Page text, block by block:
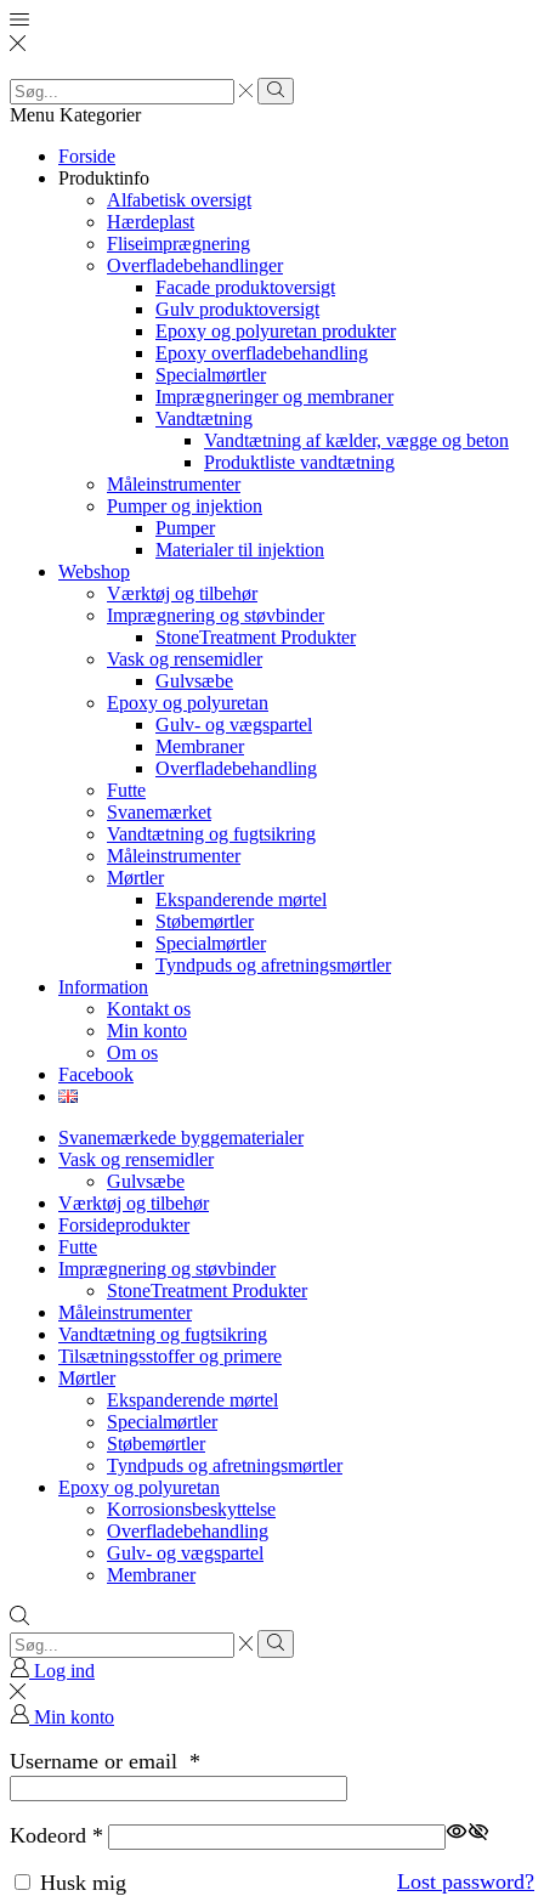
Search
input
Search
Menu Kategorier
Forside
Produktinfo
Alfabetisk oversigt
Hærdeplast
Fliseimprægnering
Overfladebehandlinger
Facade produktoversigt
Gulv produktoversigt
Epoxy og polyuretan produkter
Epoxy overfladebehandling
Specialmørtler
Imprægneringer og membraner
Vandtætning
Vandtætning af kælder, vægge og beton
Produktliste vandtætning
Måleinstrumenter
Pumper og injektion
Pumper
Materialer til injektion
Webshop
Værktøj og tilbehør
Imprægnering og støvbinder
StoneTreatment Produkter
Vask og rensemidler
Gulvsæbe
Epoxy og polyuretan
Gulv- og vægspartel
Membraner
Overfladebehandling
Futte
Svanemærket
Vandtætning og fugtsikring
Måleinstrumenter
Mørtler
Ekspanderende mørtel
Støbemørtler
Specialmørtler
Tyndpuds og afretningsmørtler
Information
Kontakt os
Min konto
Om os
Facebook
Svanemærkede byggematerialer
Vask og rensemidler
Gulvsæbe
Værktøj og tilbehør
Forsideprodukter
Futte
Imprægnering og støvbinder
StoneTreatment Produkter
Måleinstrumenter
Vandtætning og fugtsikring
Tilsætningsstoffer og primere
Mørtler
Ekspanderende mørtel
Specialmørtler
Støbemørtler
Tyndpuds og afretningsmørtler
Epoxy og polyuretan
Korrosionsbeskyttelse
Overfladebehandling
Gulv- og vægspartel
Membraner
Search
input
Search
Log ind
Min konto
Username or email *
Kodeord *
Lost password?
Husk mig